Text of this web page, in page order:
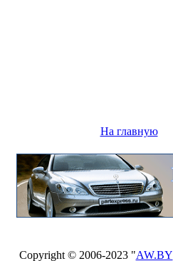
На главную
Copyright © 2006-2023 "AW.BY